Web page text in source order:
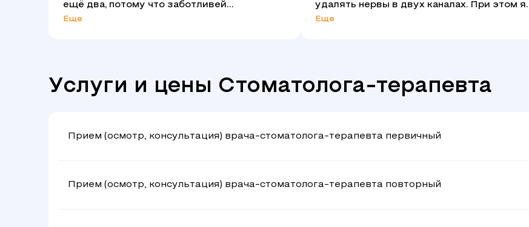
ещё два, потому что заботливей
стоматолога сложно найти. Халида
следующую гигиену! Понравилось: Забота,
внимание, аккуратность.
Еще
удалять нервы в двух каналах. При этом я
не чувствовала боли. Врач трепетно
рекомендую врача Халиду Ахматову!
Понравилось: Очень понравилось! Словами
Еще
Услуги и цены Стоматолога-терапевта
Прием (осмотр, консультация) врача-стоматолога-терапевта первичный
Прием (осмотр, консультация) врача-стоматолога-терапевта повторный